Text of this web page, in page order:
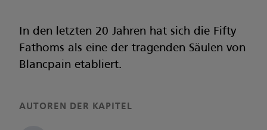
In den letzten 20 Jahren hat sich die Fifty
Fathoms als eine der tragenden Säulen von
Blancpain etabliert.
AUTOREN DER KAPITEL